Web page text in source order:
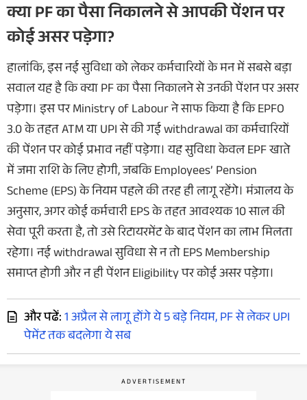
क्या PF का पैसा निकालने से आपकी पेंशन पर
कोई असर पड़ेगा?
हालांकि, इस नई सुविधा को लेकर कर्मचारियों के मन में सबसे बड़ा
सवाल यह है कि क्या PF का पैसा निकालने से उनकी पेंशन पर असर
पड़ेगा। इस पर Ministry of Labour ने साफ किया है कि EPFO
3.0 के तहत ATM या UPI से की गई withdrawal का कर्मचारियों
की पेंशन पर कोई प्रभाव नहीं पड़ेगा। यह सुविधा केवल EPF खाते
में जमा राशि के लिए होगी, जबकि Employees’ Pension
Scheme (EPS) के नियम पहले की तरह ही लागू रहेंगे। मंत्रालय के
अनुसार, अगर कोई कर्मचारी EPS के तहत आवश्यक 10 साल की
सेवा पूरी करता है, तो उसे रिटायरमेंट के बाद पेंशन का लाभ मिलता
रहेगा। नई withdrawal सुविधा से न तो EPS Membership
समाप्त होगी और न ही पेंशन Eligibility पर कोई असर पड़ेगा।
और पढें:1 अप्रैल से लागू होंगे ये 5 बड़े नियम, PF से लेकर UPI
पेमेंट तक बदलेगा ये सब